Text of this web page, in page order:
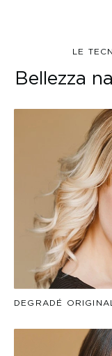
LE
Bellezza
DEGRADÉ